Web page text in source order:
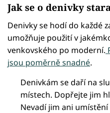
Jak se o denivky
Denivky se hodí do každé
umožňuje použití v
venkovského po moderní.
jsou poměrně snadné.
Denivkám se daří na
místech. Dopřejte jim
Nevadí jim ani